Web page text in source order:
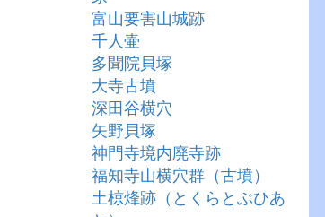
富山要害山城跡
千人壷
多聞院貝塚
大寺古墳
深田谷横穴
矢野貝塚
神門寺境内廃寺跡
福知寺山横穴群（古墳）
土椋烽跡（とくらとぶひあ